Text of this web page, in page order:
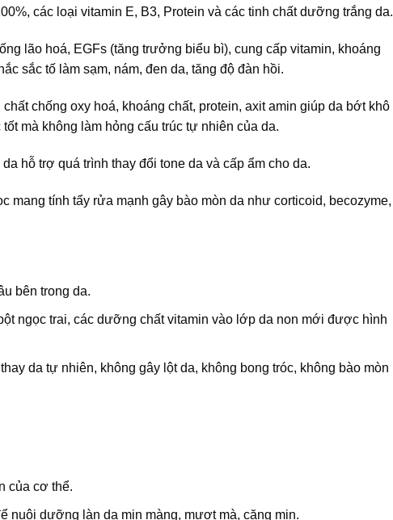
các loại vitamin E, B3, Protein và các tinh chất dưỡng trắng da.
lão hoá, EGFs (tăng trưởng biểu bì), cung cấp vitamin, khoáng
sắc tố làm sạm, nám, đen da, tăng độ đàn hồi.
chống oxy hoá, khoáng chất, protein, axit amin giúp da bớt khô
mà không làm hỏng cấu trúc tự nhiên của da.
hỗ trợ quá trình thay đổi tone da và cấp ẩm cho da.
mang tính tẩy rửa mạnh gây bào mòn da như corticoid, becozyme,
bên trong da.
ngọc trai, các dưỡng chất vitamin vào lớp da non mới được hình
da tự nhiên, không gây lột da, không bong tróc, không bào mòn
của cơ thể.
nuôi dưỡng làn da mịn màng, mượt mà, căng mịn.